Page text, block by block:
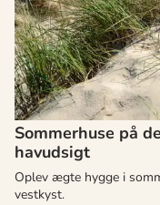
Sommerhuse på
havudsigt
Oplev ægte hygge i
vestkyst.